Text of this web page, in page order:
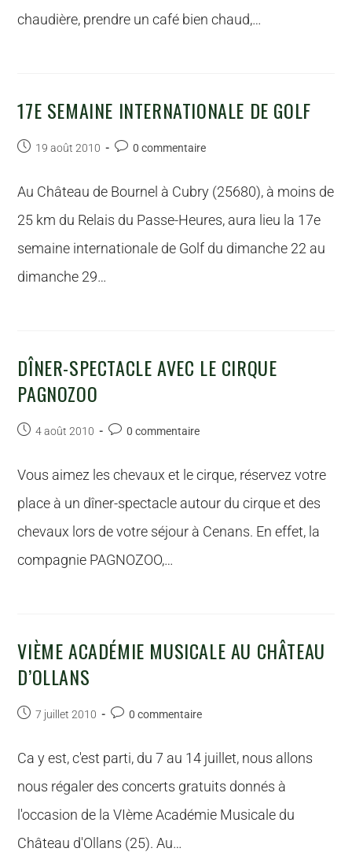
chaudière, prendre un café bien chaud,…
17E SEMAINE INTERNATIONALE DE GOLF
19 août 2010 0 commentaire
Au Château de Bournel à Cubry (25680), à moins de
25 km du Relais du Passe-Heures, aura lieu la 17e
semaine internationale de Golf du dimanche 22 au
dimanche 29…
DÎNER-SPECTACLE AVEC LE CIRQUE
PAGNOZOO
4 août 2010 0 commentaire
Vous aimez les chevaux et le cirque, réservez votre
place à un dîner-spectacle autour du cirque et des
chevaux lors de votre séjour à Cenans. En effet, la
compagnie PAGNOZOO,…
VIÈME ACADÉMIE MUSICALE AU CHÂTEAU
D’OLLANS
7 juillet 2010 0 commentaire
Ca y est, c'est parti, du 7 au 14 juillet, nous allons
nous régaler des concerts gratuits donnés à
l'occasion de la VIème Académie Musicale du
Château d'Ollans (25). Au…